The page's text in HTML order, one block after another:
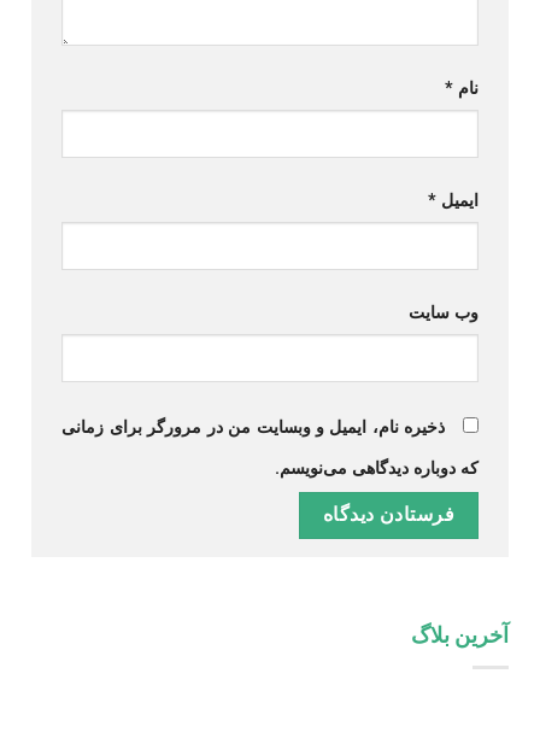
نام*
ایمیل*
وب‌ سایت
ذخیره نام، ایمیل و وبسایت من در مرورگر برای زمانی
که دوباره دیدگاهی می‌نویسم.
آخرین بلاگ